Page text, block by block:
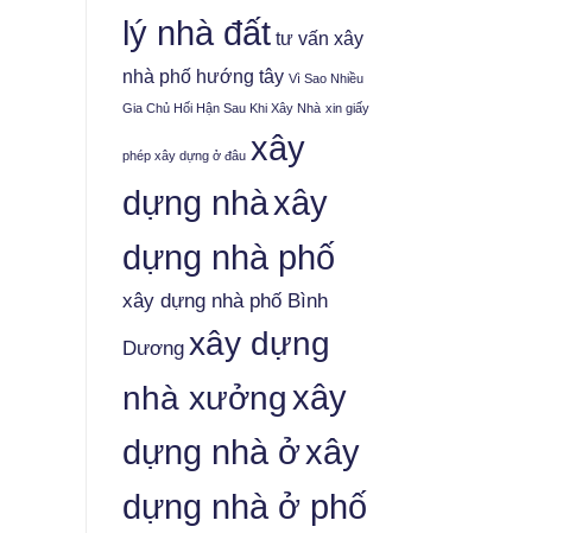
lý nhà đất tư vấn xây
nhà phố hướng tây Vì Sao Nhiều
Gia Chủ Hối Hận Sau Khi Xây Nhà xin giấy
phép xây dựng ở đâu xây
dựng nhàxây
dựng nhà phố
xây dựng nhà phố Bình
Dương xây dựng
nhà xưởngxây
dựng nhà ởxây
dựng nhà ở phố